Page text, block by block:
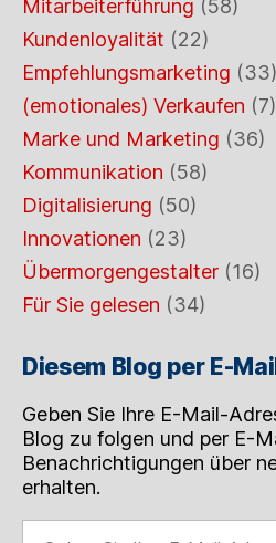
Mitarbeiterführung (58)
Kundenloyalität (22)
Empfehlungsmarketing (33)
(emotionales) Verkaufen (7)
Marke und Marketing (36)
Kommunikation (58)
Digitalisierung (50)
Innovationen (23)
Übermorgengestalter (16)
Für Sie gelesen (34)
Diesem Blog per E-
Geben Sie Ihre E-Mail-
Blog zu folgen und per E-
Benachrichtigungen über
erhalten.